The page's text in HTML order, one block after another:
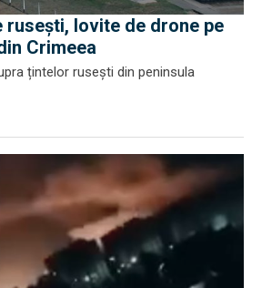
rusești, lovite de drone pe
Crimeea
țintelor rusești din peninsula